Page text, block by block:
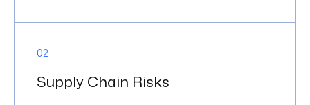
02
Supply Chain Risks